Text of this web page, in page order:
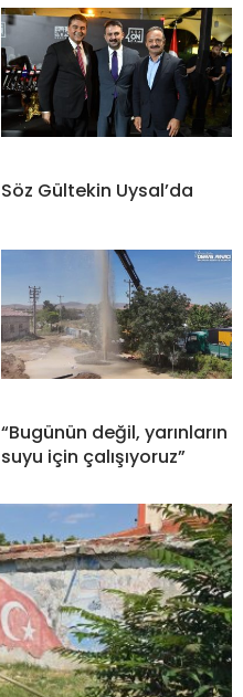
Söz Gültekin Uysal’da
“Bugünün değil, yarınların
suyu için çalışıyoruz”